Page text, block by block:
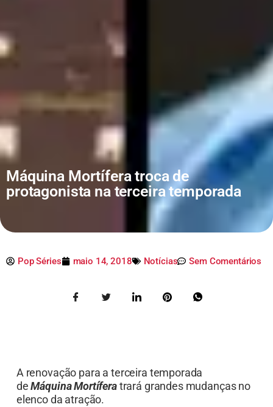
Máquina Mortífera troca de
protagonista na terceira temporada
Pop Séries maio 14, 2018 Notícias Sem Comentários
A renovação para a terceira temporada
deMáquina Mortíferatrará grandes mudanças no
elenco da atração.